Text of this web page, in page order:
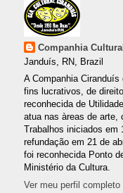
Companhia
Janduís, RN, Brazil
A Companhia
fins lucrativos, de
reconhecida de
atua nas àreas de arte,
Trabalhos iniciados em
refundação em 21 de
foi reconhecida Ponto
Ministério da Cultura.
Ver meu perfil completo